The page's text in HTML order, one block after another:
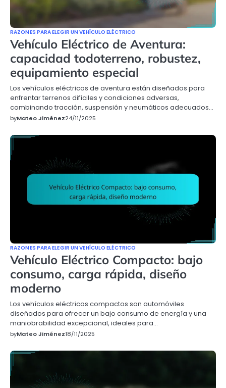
RAZONES PARA ELEGIR UN VEHÍCULO ELÉCTRICO
Vehículo Eléctrico de Aventura:
capacidad todoterreno, robustez,
equipamiento especial
Los vehículos eléctricos de aventura están diseñados para
enfrentar terrenos difíciles y condiciones adversas,
combinando tracción, suspensión y neumáticos adecuados…
byMateo Jiménez24/11/2025
RAZONES PARA ELEGIR UN VEHÍCULO ELÉCTRICO
Vehículo Eléctrico Compacto: bajo
consumo, carga rápida, diseño
moderno
Los vehículos eléctricos compactos son automóviles
diseñados para ofrecer un bajo consumo de energía y una
maniobrabilidad excepcional, ideales para…
byMateo Jiménez18/11/2025